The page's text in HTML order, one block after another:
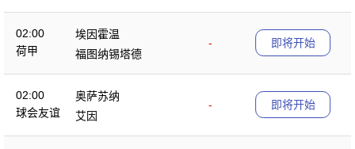
02:00
荷甲
埃因霍温
-
福图纳锡塔德
即将开始
02:00
球会友谊
奥萨苏纳
-
艾因
即将开始